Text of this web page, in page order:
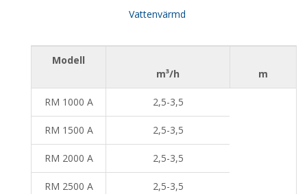
Vattenvärmd
Modell
m³/h
m
RM 1000 A 2,5-3,5
RM 1500 A 2,5-3,5
RM 2000 A 2,5-3,5
RM 2500 A 2,5-3,5